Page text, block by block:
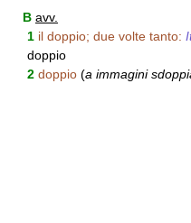
B avv.
1 il doppio; due volte tanto:
doppio
2 doppio (a immagini